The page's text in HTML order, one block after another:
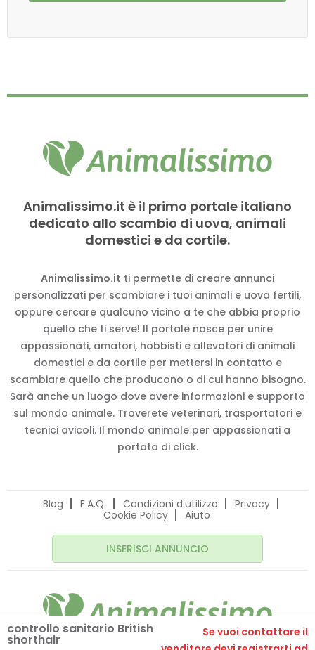
controllo sanitario British
shorthair
Se vuoi contattare il
Animalissimo.it è il primo portale italiano
dedicato allo scambio di uova, animali
domestici e da cortile.
Animalissimo.it ti permette di creare annunci
personalizzati per scambiare i tuoi animali e uova fertili,
oppure cercare qualcuno vicino a te che abbia proprio
quello che ti serve! Il portale nasce per unire
appassionati, amatori, hobbisti e allevatori di animali
domestici e da cortile per mettersi in contatto e
scambiare quello che producono o di cui hanno bisogno.
Sarà anche un luogo dove avere informazioni e supporto
sul mondo animale. Troverete veterinari, trasportatori e
tecnici avicoli. Il mondo animale per appassionati a
portata di click.
Blog F.A.Q. Condizioni d'utilizzo
Privacy
Cookie Policy
Aiuto
INSERISCI ANNUNCIO
© 2020 Animalissimo.it - P.IVA 04582550275